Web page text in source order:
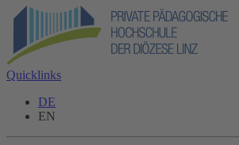
Quicklinks
DE
EN